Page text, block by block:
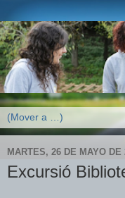
MARTES, 26 DE MAYO DE
Excursió